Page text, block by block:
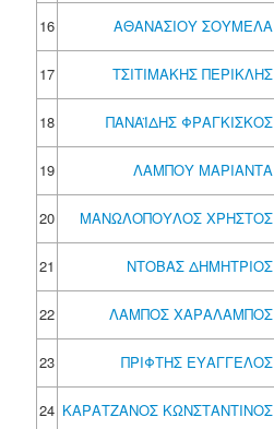
16
ΑΘΑΝΑΣΙΟΥ ΣΟΥΜΕΛΑ
17
ΤΣΙΤΙΜΑΚΗΣ ΠΕΡΙΚΛΗΣ
18
ΠΑΝΑΪΔΗΣ ΦΡΑΓΚΙΣΚΟΣ
19
ΛΑΜΠΟΥ ΜΑΡΙΑΝΤΑ
20
ΜΑΝΩΛΟΠΟΥΛΟΣ ΧΡΗΣΤΟΣ
21
ΝΤΟΒΑΣ ΔΗΜΗΤΡΙΟΣ
22
ΛΑΜΠΟΣ ΧΑΡΑΛΑΜΠΟΣ
23
ΠΡΙΦΤΗΣ ΕΥΑΓΓΕΛΟΣ
24 ΚΑΡΑΤΖΑΝΟΣ ΚΩΝΣΤΑΝΤΙΝΟΣ